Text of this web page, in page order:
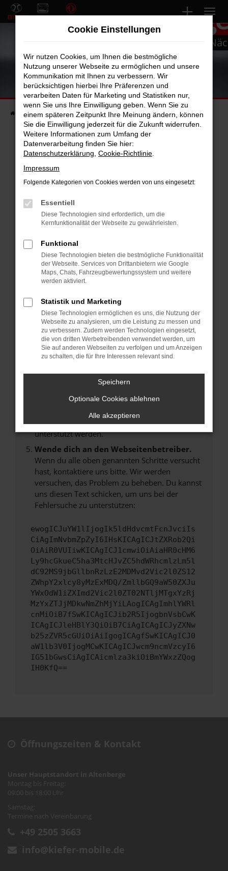
Zum
Hauptinhalt
Bei uns finden Sie bestimmt Ihren
Startseite Fahrzeuge Fahrzeugsuche
Fehler: Network Error
Beim Laden ist ein Fehler aufgetreten.
Überprüfe deine Firewall und deine
Internetverbindung.
Suchmaschine?
Prüfe deine Browsererweiterungen.
Manche Erweiterungen, wie Werbeblocker,
können das Laden bestimmter Seiten
anderen Browser oder in einem privaten
Fenster?
Starte dein Gerät neu.
Das kann manchmal helfen, vorübergehende
Probleme zu beheben.
Betriebssystem auf dem neuesten Stand
Veraltete Software birgt nicht nur ein
Sicherheitsrisiko, sondern kann auch dazu
führen, dass bestimmte Funktionen nicht mehr
unterstützt werden.
Wende dich an den Webseitenbetreiber.
Wenn du alle oben genannten Schritte versucht
hast, kontaktiere uns bitte. Wir werden
versuchen, das Problem zu beheben. Du kannst
uns diesen Text schicken, um uns bei der
Fehlersuche zu unterstützen:
ewogICJuYW1lIjogIk5ldHdvcmtFcnJvciIs
CiAgImNvbmZpZyI6IHsKICAgICJtZXRob2Qi
OiAiR0VUIiwKICAgICJ1cmwiOiAiaHR0cHM6
Ly9hcGkueC5ha3MtcHJvZC5hdWRhcmlzLm5l
dC92MS9jbGllbnRzLzE2MDMvd2Vic2l0ZS12
ZWhpY2xlcy8yMzExMDQ/ZmllbGQ9aW50ZXJu
YWxOdW1iZXImd2Vic2l0ZT02NTljMTgxYzRj
MzYxZTJjMDkwNmZhMjYiLAogICAgImhlYWRl
cnMiOiB7fSwKICAgICJib2R5IjogbnVsbCwK
ICAgICJleHBlY3QiOiB7CiAgICAgICJyZXNw
b25zZVR5cGUiOiAiIgogICAgfSwKICAgICJ0
aW1lb3V0IjogMCwKICAgICJwcm9ncmVzcyI6
IG51bGwsCiAgICAicmlza3kiOiBmYWxzZQog
IH0KfQ==
Öffnungszeiten & Kontakt
Unser Hauptstandort in Altenberge
Montag bis Freitag:
09:00 bis 18:00 Uhr
Samstag:
Termine nach Vereinbarung
+49 2505 3663
info@kiefer-mobile.de
Cookie Einstellungen
Wir nutzen Cookies, um Ihnen die bestmögliche
Nutzung unserer Webseite zu ermöglichen und unsere
Kommunikation mit Ihnen zu verbessern. Wir
berücksichtigen hierbei Ihre Präferenzen und
verarbeiten Daten für Marketing und Statistiken nur,
wenn Sie uns Ihre Einwilligung geben. Wenn Sie zu
einem späteren Zeitpunkt Ihre Meinung ändern, können
Sie die Einwilligung jederzeit für die Zukunft widerrufen.
Weitere Informationen zum Umfang der
Datenverarbeitung finden Sie hier:
Datenschutzerklärung Cookie-Richtlinie
Impressum
Folgende Kategorien von Cookies werden von uns eingesetzt:
Essentiell
Diese Technologien sind erforderlich, um die
Kernfunktionalität der Webseite zu gewährleisten.
Funktional
Diese Technologien bieten die bestmögliche Funktionalität
der Webseite. Services von Drittanbietern wie Google
Maps, Chats, Fahrzeugbewertungssystem und weitere
werden aktiviert.
Statistik und Marketing
Diese Technologien ermöglichen es uns, die Nutzung der
Webseite zu analysieren, um die Leistung zu messen und
zu verbessern. Zudem werden Technologien eingesetzt,
die von dritten Werbetreibenden verwendet werden, um
Sie auf anderen Webseiten zu verfolgen und um Anzeigen
zu schalten, die für Ihre Interessen relevant sind.
Speichern
Optionale Cookies ablehnen
Alle akzeptieren